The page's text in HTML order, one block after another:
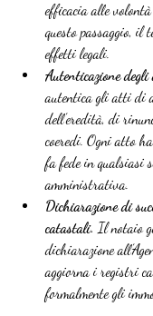
efficacia alle
questo passaggio, il
effetti legali.
Autenticazione
autentica gli atti di
dell’eredità, di
coeredi. Ogni atto
fa fede in qualsiasi
amministrativa.
Dichiarazione di
catastali. Il notaio
dichiarazione
aggiorna i registri
formalmente gli